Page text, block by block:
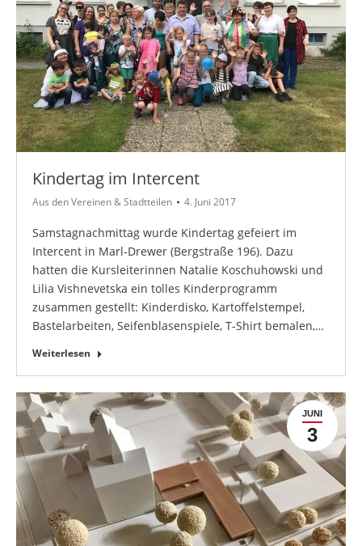
Kindertag im Intercent
Aus den Vereinen & Stadtteilen 4. Juni 2017
Samstagnachmittag wurde Kindertag gefeiert im
Intercent in Marl-Drewer (Bergstraße 196). Dazu
hatten die Kursleiterinnen Natalie Koschuhowski und
Lilia Vishnevetska ein tolles Kinderprogramm
zusammen gestellt: Kinderdisko, Kartoffelstempel,
Bastelarbeiten, Seifenblasenspiele, T-Shirt bemalen,…
Weiterlesen
JUNI
3